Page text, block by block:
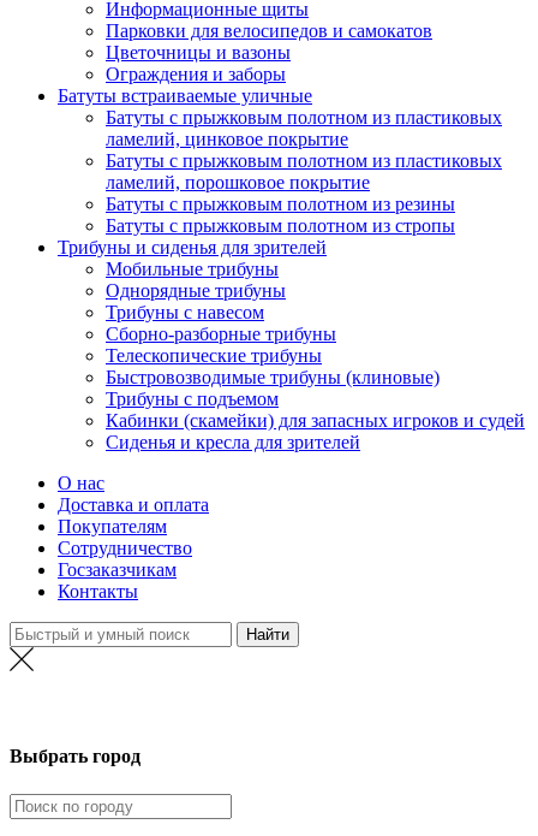
Информационные щиты
Парковки для велосипедов и самокатов
Цветочницы и вазоны
Ограждения и заборы
Батуты встраиваемые уличные
Батуты с прыжковым полотном из пластиковых
ламелий, цинковое покрытие
Батуты с прыжковым полотном из пластиковых
ламелий, порошковое покрытие
Батуты с прыжковым полотном из резины
Батуты с прыжковым полотном из стропы
Трибуны и сиденья для зрителей
Мобильные трибуны
Однорядные трибуны
Трибуны с навесом
Сборно-разборные трибуны
Телескопические трибуны
Быстровозводимые трибуны (клиновые)
Трибуны с подъемом
Кабинки (скамейки) для запасных игроков и судей
Сиденья и кресла для зрителей
О нас
Доставка и оплата
Покупателям
Сотрудничество
Госзаказчикам
Контакты
Выбрать город